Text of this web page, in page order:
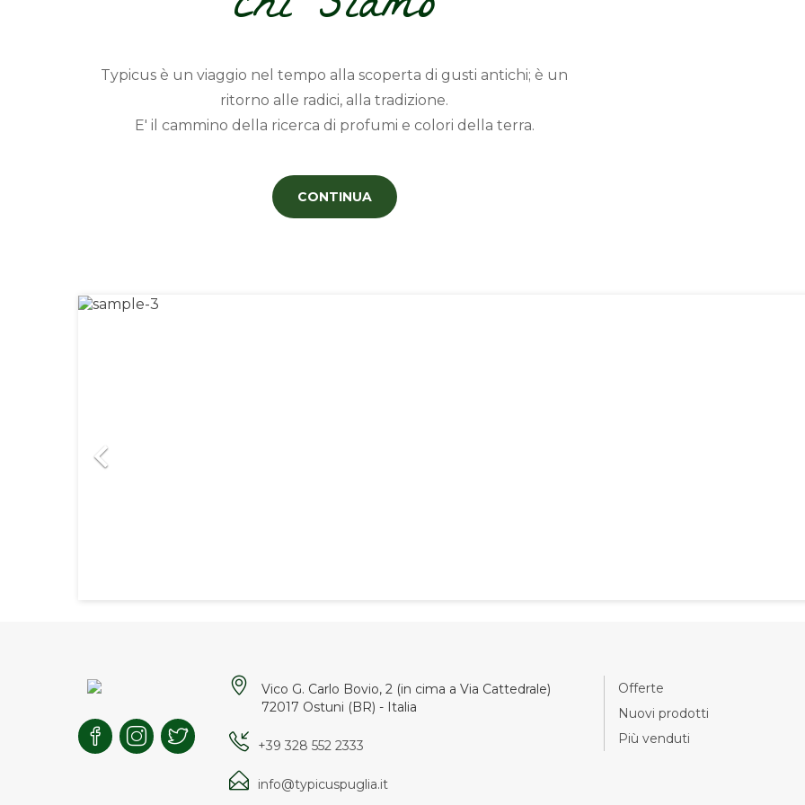
Typicus è un viaggio nel tempo alla scoperta di gusti antichi; è un
ritorno alle radici, alla tradizione.
E' il cammino della ricerca di profumi e colori della terra.
CONTINUA

Previous
Vico G. Carlo Bovio, 2 (in cima a Via Cattedrale)
72017 Ostuni (BR) - Italia
+39 328 552 2333
info@typicuspuglia.it
Offerte
Nuovi prodotti
Più venduti